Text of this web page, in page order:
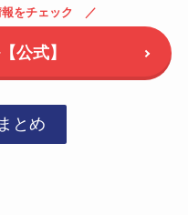
をチェック
公式】
とめ